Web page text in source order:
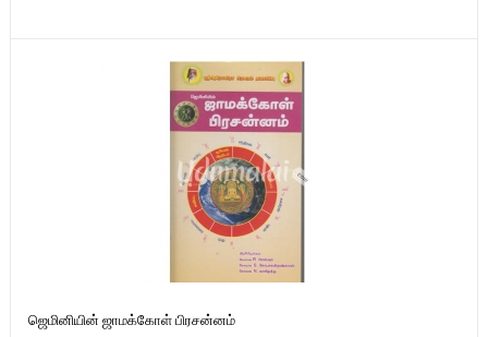
ஜெமினியின் ஜாமக்கோள் பிரசன்னம்